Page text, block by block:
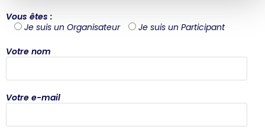
Vous êtes :
Je suis un Organisateur
Je suis un Participant
Votre nom
Votre e-mail